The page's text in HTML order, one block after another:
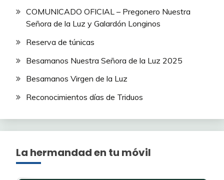
COMUNICADO OFICIAL – Pregonero Nuestra
Señora de la Luz y Galardón Longinos
Reserva de túnicas
Besamanos Nuestra Señora de la Luz 2025
Besamanos Virgen de la Luz
Reconocimientos días de Triduos
La hermandad en tu móvil